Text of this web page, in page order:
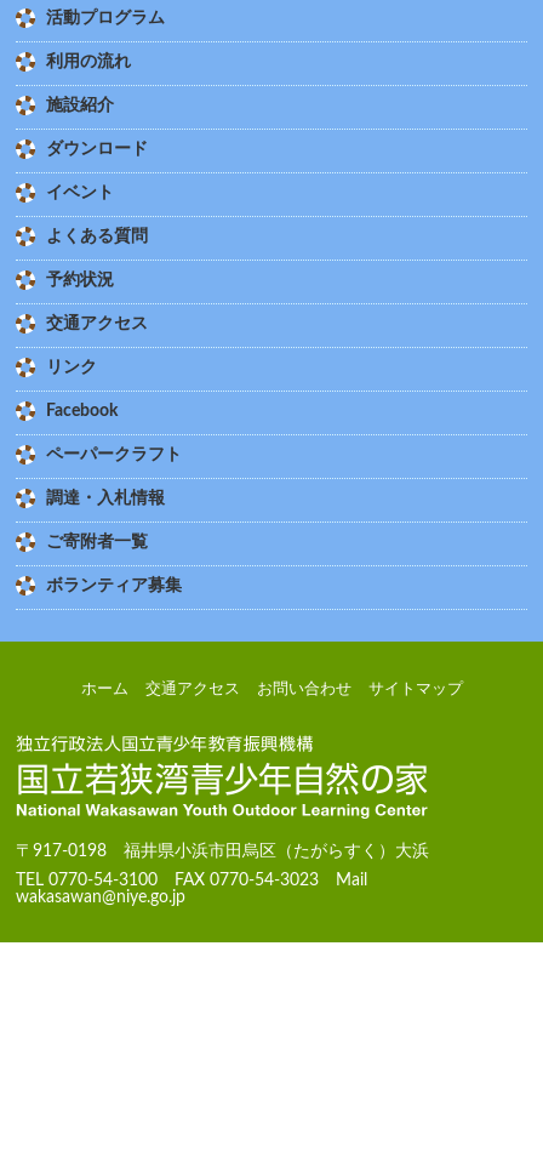
活動プログラム
利用の流れ
施設紹介
ダウンロード
イベント
よくある質問
予約状況
交通アクセス
リンク
Facebook
ペーパークラフト
調達・入札情報
ご寄附者一覧
ボランティア募集
ホーム 交通アクセス お問い合わせ サイトマップ
〒917-0198 福井県小浜市田烏区（たがらすく）大浜
TEL 0770-54-3100 FAX 0770-54-3023 Mail
wakasawan@niye.go.jp